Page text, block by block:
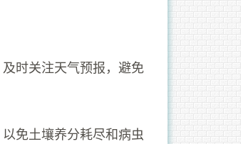
时关注天气预报，避免
免土壤养分耗尽和病虫